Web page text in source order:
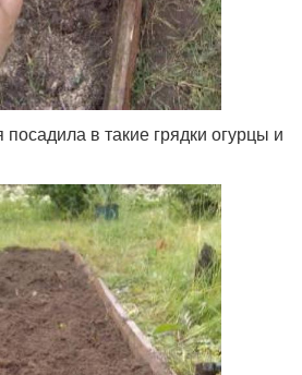
в такие грядки огурцы и